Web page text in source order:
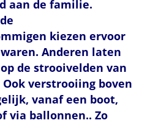
aan de familie.
kiezen ervoor
Anderen laten
de strooivelden van
verstrooiing boven
vanaf een boot,
via ballonnen.. Zo